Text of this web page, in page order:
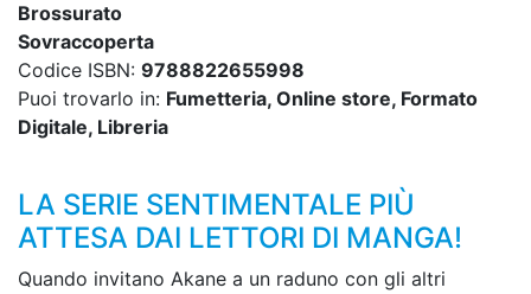
Brossurato
Sovraccoperta
Codice ISBN: 9788822655998
Puoi trovarlo in: Fumetteria, Online store, Formato
Digitale, Libreria
LA SERIE SENTIMENTALE PIÙ
ATTESA DAI LETTORI DI MANGA!
Quando invitano Akane a un raduno con gli altri